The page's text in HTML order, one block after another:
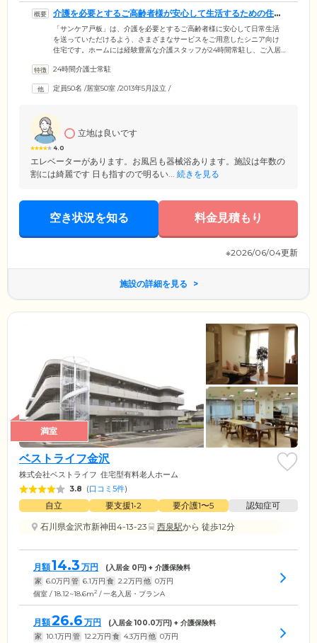
介護を必要とするご高齢者様が安心して生活するための住ま
いです
「サンケア戸板」は、介護を必要とするご高齢者様に安心して日常生活
を送っていただけるよう、さまざまなサービスをご用意したシニア向け
住宅です。ホームには経験豊富な介護スタッフが24時間常駐し、ご入居
やかなケアを行っています。また、施設内に訪問介護・デイサービス・
ービスを受けることができます。機械浴やリフト浴を用いたご入浴の介
24時間介護士常駐
定員50名 /居室50室 /2013年5月設立 /
4.0
立地は良いです
エレベーターがあります。お風呂も器械浴あります。施設は年数の
割には綺麗です 日も指すので明るい... 続きを見る
空き状況を知る 料金見積もり
※2026/06/04更新
施設の詳細を見る
満室
ベストライフ金沢
株式会社ベストライフ 住宅型有料老人ホーム
3.8 (口コミ5件)
自立 要支援1•2 要介護1〜5
認知症可
石川県金沢市新神田4-13-23
西泉駅から 徒歩12分
月額14.3 万円 (入居金 0円) + 介護保険料
家 6.0万円 管 6.1万円 食 2.2万円 他 0万円
個室 / 18.12~18.6m2 / 一名入居・プランA
月額26.6 万円 (入居金100.0万円) + 介護保険料
家 10.1万円 管 12.2万円 食 4.3万円 他 0万円